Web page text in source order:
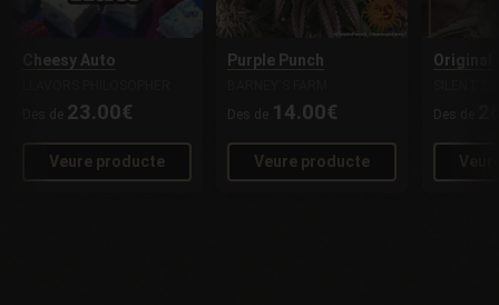
Cheesy Auto
Des de 23.00€
Veure producte
Purple Punch
Des de
14.00€
Veure producte
Original
Des de